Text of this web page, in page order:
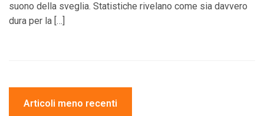
suono della sveglia. Statistiche rivelano come sia davvero
dura per la […]
articoli
Articoli meno recenti